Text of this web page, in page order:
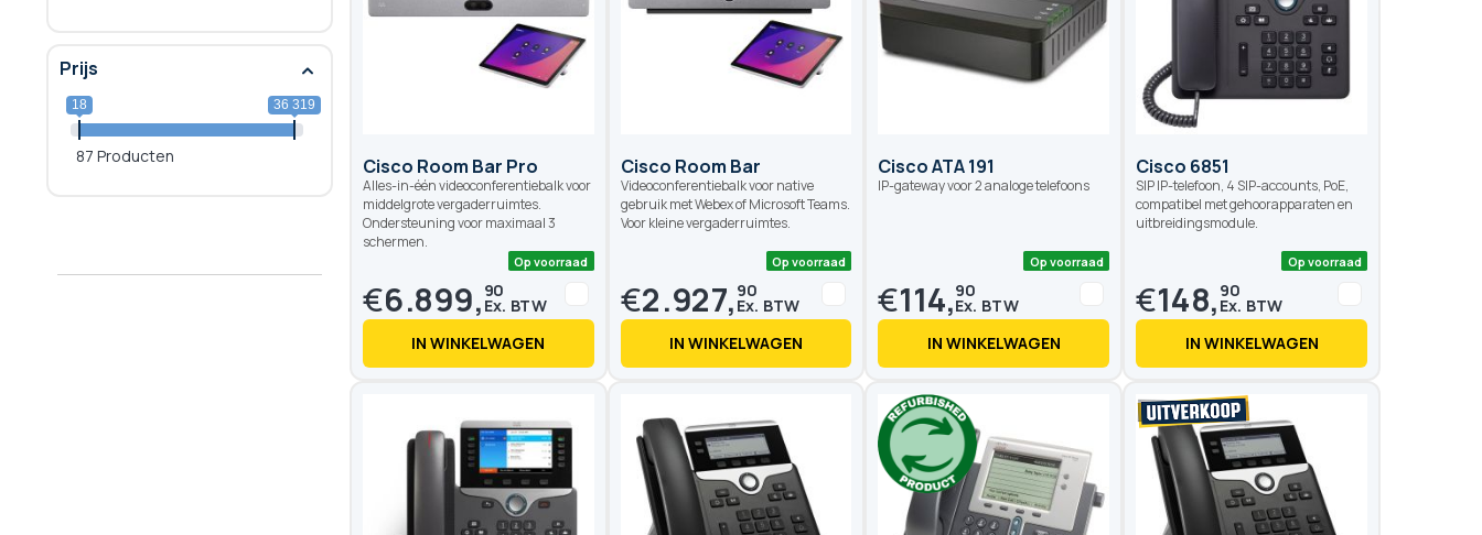
Cisco Room Bar Pro
Alles-in-één videoconferentiebalk voor
middelgrote vergaderruimtes.
Ondersteuning voor maximaal 3
schermen.
€6.899, 90
IN WINKELWAGEN
Cisco Room Bar
Videoconferentiebalk voor native
gebruik met Webex of Microsoft Teams.
Voor kleine vergaderruimtes.
€2.927, 90
IN WINKELWAGEN
Cisco ATA 191
IP-gateway voor 2 analoge telefoons
€114,90
IN WINKELWAGEN
Cisco 6851
SIP IP-telefoon, 4 SIP-accounts, PoE,
compatibel met gehoorapparaten en
uitbreidingsmodule.
€148, 90
IN WINKELWAGEN
Prijs
18 36 319
87 Producten